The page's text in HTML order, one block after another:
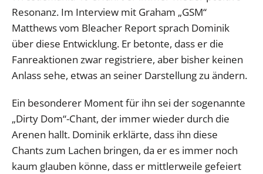
Resonanz. Im Interview mit Graham „GSM“
Matthews vom Bleacher Report sprach Dominik
über diese Entwicklung. Er betonte, dass er die
Fanreaktionen zwar registriere, aber bisher keinen
Anlass sehe, etwas an seiner Darstellung zu ändern.
Ein besonderer Moment für ihn sei der sogenannte
„Dirty Dom“-Chant, der immer wieder durch die
Arenen hallt. Dominik erklärte, dass ihn diese
Chants zum Lachen bringen, da er es immer noch
kaum glauben könne, dass er mittlerweile gefeiert